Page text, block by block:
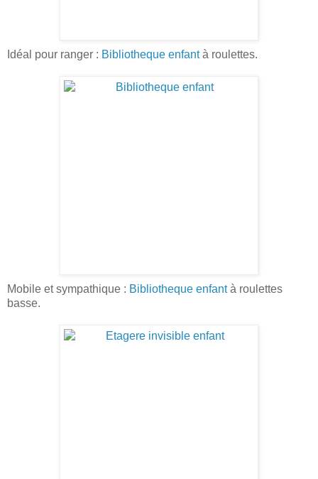
Idéal pour ranger : Bibliotheque enfantà roulettes.
Mobile et sympathique : Bibliotheque enfantà roulettes
basse.